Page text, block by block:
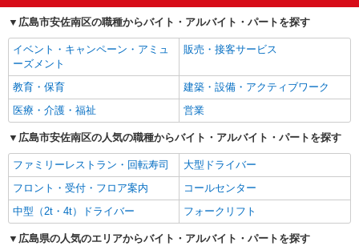
広島市安佐南区の職種からバイト・アルバイト・パートを探す
イベント・キャンペーン・アミュ
ーズメント
販売・接客サービス
教育・保育
建築・設備・アクティブワーク
医療・介護・福祉
営業
広島市安佐南区の人気の職種からバイト・アルバイト・パートを探す
ファミリーレストラン・回転寿司
大型ドライバー
フロント・受付・フロア案内
コールセンター
中型（2t・4t）ドライバー
フォークリフト
広島県の人気のエリアからバイト・アルバイト・パートを探す